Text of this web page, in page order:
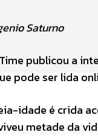
Saturno
publicou a
pode ser lida
idade é crida
metade da